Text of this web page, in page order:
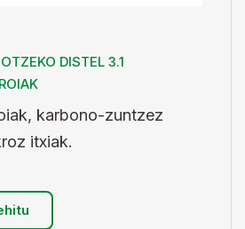
DISTEL 3.1
karbono-zuntzez
itxiak.